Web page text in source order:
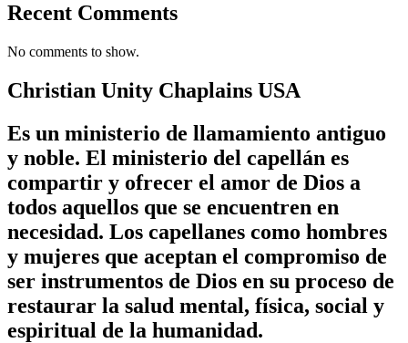
Recent Comments
No comments to show.
Christian Unity Chaplains USA
Es un ministerio de llamamiento antiguo
y noble. El ministerio del capellán es
compartir y ofrecer el amor de Dios a
todos aquellos que se encuentren en
necesidad. Los capellanes como hombres
y mujeres que aceptan el compromiso de
ser instrumentos de Dios en su proceso de
restaurar la salud mental, física, social y
espiritual de la humanidad.